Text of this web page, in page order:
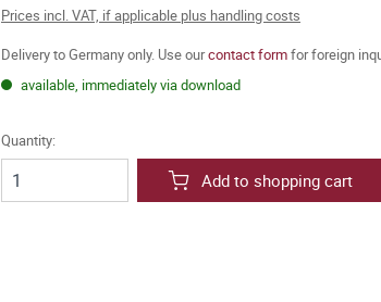
Prices incl. VAT, if applicable plus handling costs
Delivery to Germany only. Use ourcontact formfor foreign
available, immediately via download
Quantity:
Add to shopping cart